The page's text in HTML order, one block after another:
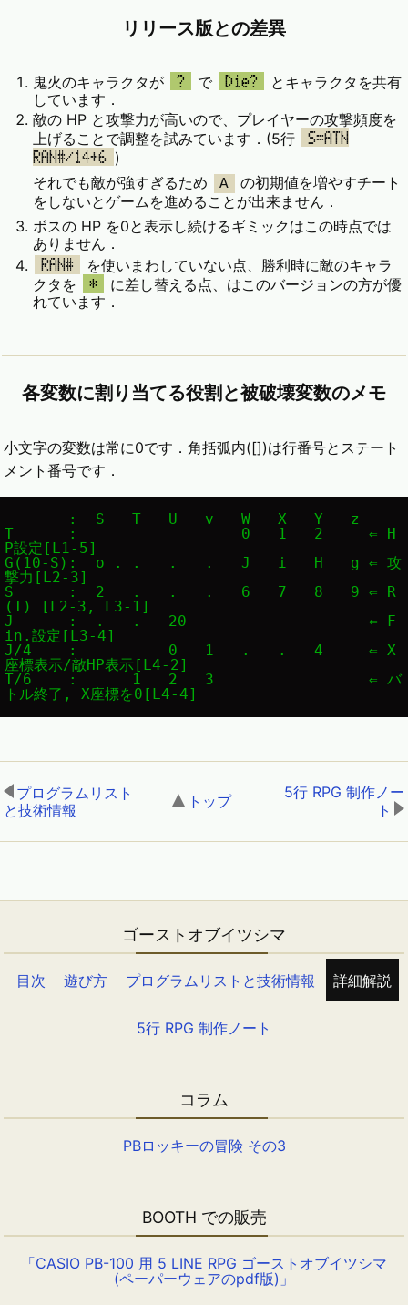
リリース版との差異
鬼火のキャラクタが ? で Die?
とキャラクタを共有
しています．
敵の HP と攻撃力が高いので、プレイヤーの攻撃頻度を
上げることで調整を試みています．(5行
S=ATN
RAN#/14+6 )
それでも敵が強すぎるため
A
の初期値を増やすチート
をしないとゲームを進めることが出来ません．
ボスの HP を0と表示し続けるギミックはこの時点では
ありません．
RAN#
を使いまわしていない点、勝利時に敵のキャラ
クタを
*
に差し替える点、はこのバージョンの方が優
れています．
各変数に割り当てる役割と被破壊変数のメモ
小文字の変数は常に0です．角括弧内([])は行番号とステート
メント番号です．
T      :                  0   1   2     ⇐ H
P設定[L1-5]
G(10-S):  o . .   .   .   J   i   H   g ⇐ 攻
撃力[L2-3]
S      :  2   .   .   .   6   7   8   9 ⇐ R
(T) [L2-3, L3-1]
J      :  .   .   20                    ⇐ F
in.設定[L3-4]
J/4    :          0   1   .   .   4     ⇐ X
座標表示/敵HP表示[L4-2]
T/6    :      1   2   3                 ⇐ バ
トル終了, X座標を0[L4-4]
プログラムリスト
と技術情報
トップ,
5行 RPG 制作ノー
ト
ゴーストオブイツシマ
目次 遊び方 プログラムリストと技術情報 詳細解説
5行 RPG 制作ノート
コラム
PBロッキーの冒険 その3
BOOTH での販売
「CASIO PB-100 用 5 LINE RPG ゴーストオブイツシマ
(ペーパーウェアのpdf版)」